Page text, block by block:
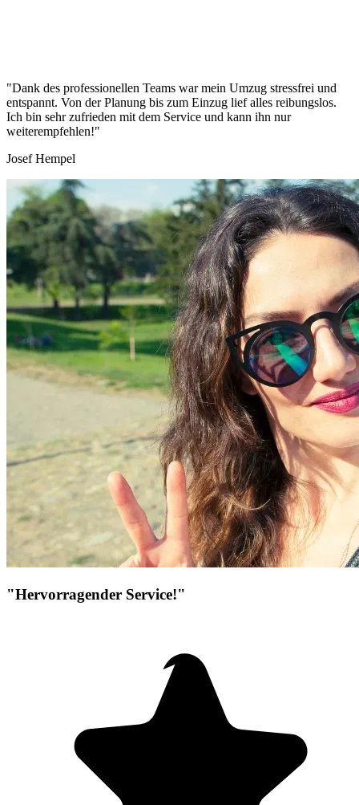
"Dank des professionellen Teams war mein Umzug stressfrei und
entspannt. Von der Planung bis zum Einzug lief alles reibungslos.
Ich bin sehr zufrieden mit dem Service und kann ihn nur
weiterempfehlen!"
Josef Hempel
"Hervorragender Service!"